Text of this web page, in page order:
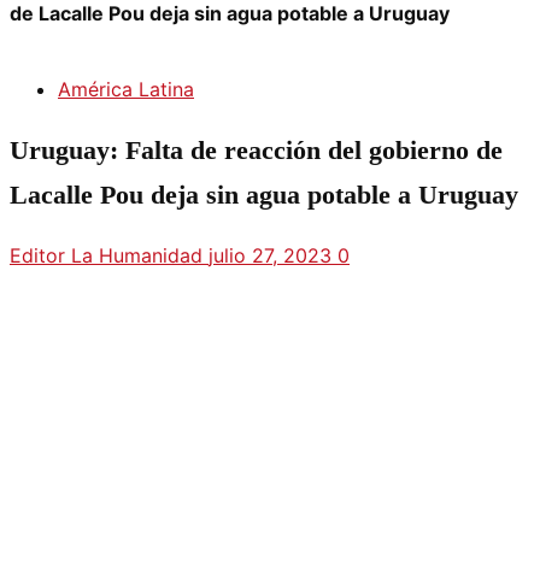
de Lacalle Pou deja sin agua potable a Uruguay
América Latina
Uruguay: Falta de reacción del gobierno de
Lacalle Pou deja sin agua potable a Uruguay
Editor La Humanidad julio 27, 2023 0